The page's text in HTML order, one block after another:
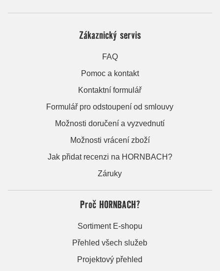
Zákaznický servis
FAQ
Pomoc a kontakt
Kontaktní formulář
Formulář pro odstoupení od smlouvy
Možnosti doručení a vyzvednutí
Možnosti vrácení zboží
Jak přidat recenzi na HORNBACH?
Záruky
Proč HORNBACH?
Sortiment E-shopu
Přehled všech služeb
Projektový přehled